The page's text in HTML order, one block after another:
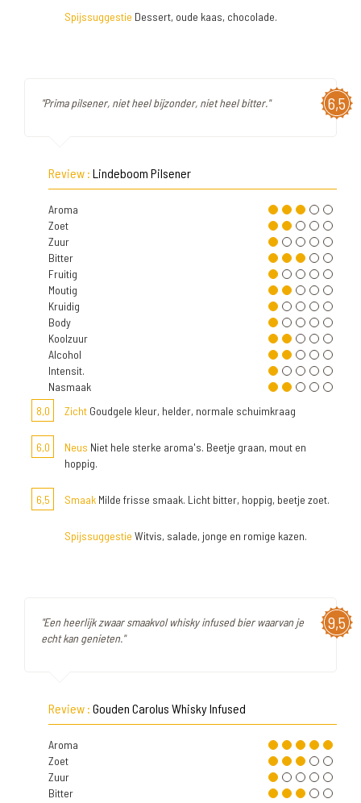
Spijssuggestie Dessert, oude kaas, chocolade.
6,5
"Prima pilsener, niet heel bijzonder, niet heel bitter."
Review : Lindeboom Pilsener
Aroma
Zoet
Zuur
Bitter
Fruitig
Moutig
Kruidig
Body
Koolzuur
Alcohol
Intensit.
Nasmaak
8,0
Zicht Goudgele kleur, helder, normale schuimkraag
6,0 Neus Niet hele sterke aroma's. Beetje graan, mout en
hoppig.
6,5 Smaak Milde frisse smaak. Licht bitter, hoppig, beetje zoet.
Spijssuggestie Witvis, salade, jonge en romige kazen.
9,5
"Een heerlijk zwaar smaakvol whisky infused bier waarvan je
echt kan genieten."
Review : Gouden Carolus Whisky Infused
Aroma
Zoet
Zuur
Bitter